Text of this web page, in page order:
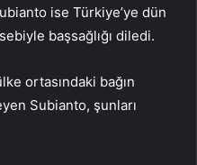
ise Türkiye’ye dün
başsağlığı diledi.
ortasındaki bağın
Subianto, şunları